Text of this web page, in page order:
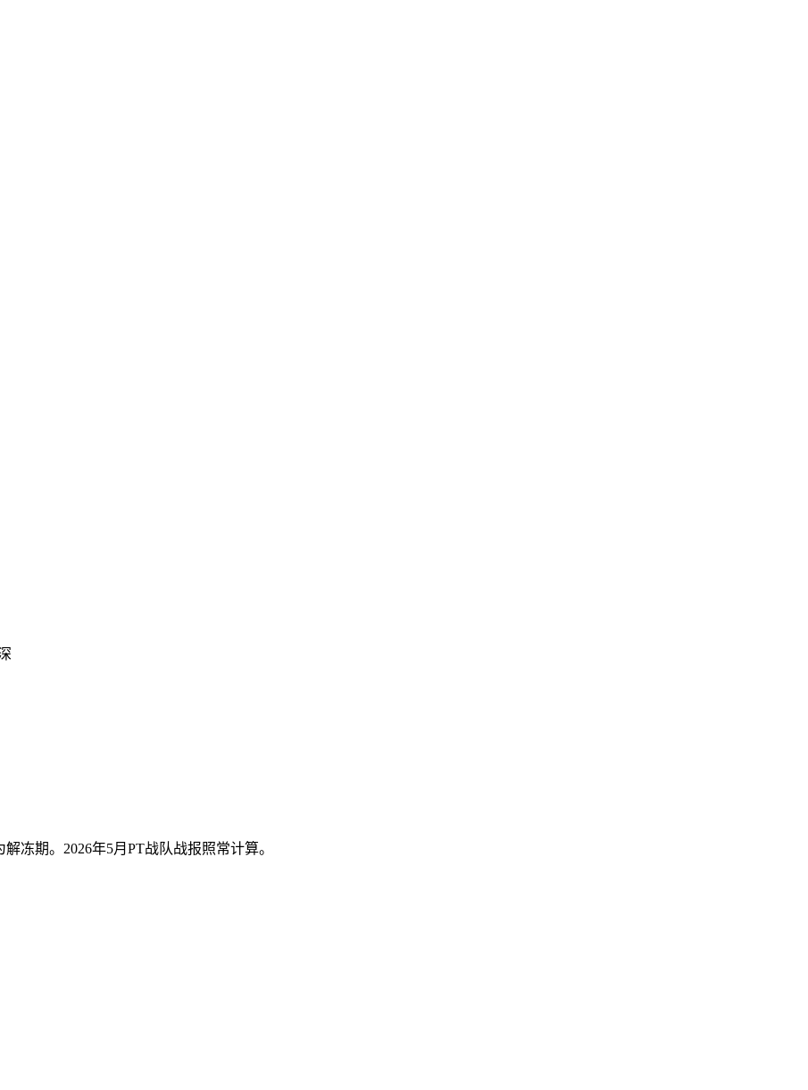
冻期。2026年5月PT战队战报照常计算。